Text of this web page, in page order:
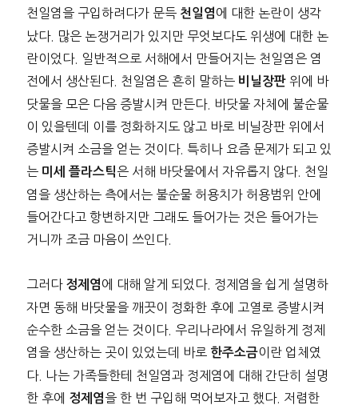
천일염을 구입하려다가 문득 천일염 에 대한 논란이 생각
났다. 많은 논쟁거리가 있지만 무엇보다도 위생에 대한 논
란이었다. 일반적으로 서해에서 만들어지는 천일염은 염
전에서 생산된다. 천일염은 흔히 말하는 비닐장판위에 바
닷물을 모은 다음 증발시켜 만든다. 바닷물 자체에 불순물
이 있을텐데 이를 정화하지도 않고 바로 비닐장판 위에서
증발시켜 소금을 얻는 것이다. 특히나 요즘 문제가 되고 있
는 미세 플라스틱 은 서해 바닷물에서 자유롭지 않다. 천일
염을 생산하는 측에서는 불순물 허용치가 허용범위 안에
들어간다고 항변하지만 그래도 들어가는 것은 들어가는
거니까 조금 마음이 쓰인다.
그러다 정제염 에 대해 알게 되었다. 정제염을 쉽게 설명하
자면 동해 바닷물을 깨끗이 정화한 후에 고열로 증발시켜
순수한 소금을 얻는 것이다. 우리나라에서 유일하게 정제
염을 생산하는 곳이 있었는데 바로 한주소금이란 업체였
다. 나는 가족들한테 천일염과 정제염에 대해 간단히 설명
한 후에
정제염 을 한 번 구입해 먹어보자고 했다. 저렴한